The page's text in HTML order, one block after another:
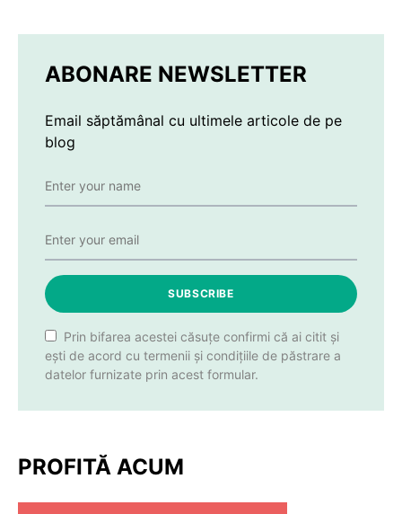
ABONARE NEWSLETTER
Email săptămânal cu ultimele articole de pe
blog
SUBSCRIBE
Prin bifarea acestei căsuțe confirmi că ai citit și
ești de acord cu termenii și condițiile de păstrare a
datelor furnizate prin acest formular.
PROFITĂ ACUM